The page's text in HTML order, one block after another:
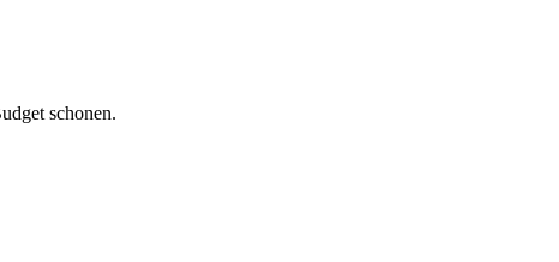
schonen.